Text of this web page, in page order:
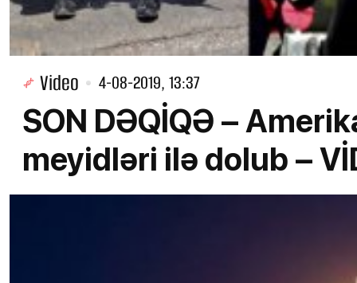
Video 4-08-2019, 13:37
SON DƏQİQƏ –
meyidləri ilə dolub –